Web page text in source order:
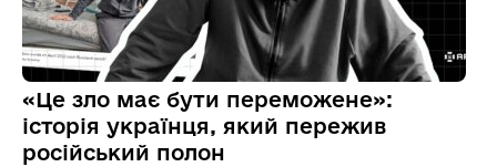
«Це зло має бути переможене»:
історія українця, який пережив
російський полон